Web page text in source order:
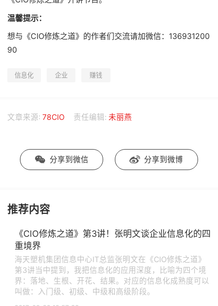
温馨提示：
想与《CIO修炼之道》的作者们交流请加微信：136931200
90
信息化 企业 赚钱
文章来源: 78CIO 责任编辑: 未丽燕
分享到微信 分享到微博
推荐内容
《CIO修炼之道》第3讲！张明文谈企业信息化的四
重境界
海天塑机集团信息中心IT总监张明文在《CIO修炼之道》
第3讲当中提到，我把信息化的应用深度，比喻为四个境
界：落地、生根、开花、结果。对应的信息化成熟度可以
叫做：入门级、初级、中级和高级阶段。